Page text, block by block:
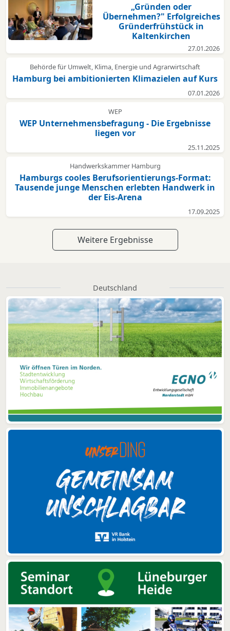
„Gründen oder
Übernehmen?" Erfolgreiches
Gründerfrühstück in
Kaltenkirchen
27.01.2026
Behörde für Umwelt, Klima, Energie und Agrarwirtschaft
Hamburg bei ambitionierten Klimazielen auf Kurs
07.01.2026
WEP
WEP Unternehmensbefragung - Die Ergebnisse
liegen vor
25.11.2025
Handwerkskammer Hamburg
Hamburgs cooles Berufsorientierungs-Format:
Tausende junge Menschen erlebten Handwerk in
der Eis-Arena
17.09.2025
Weitere Ergebnisse
Deutschland